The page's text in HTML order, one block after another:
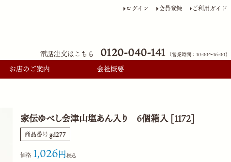
ログイン 会員登録 ご利用ガイド
電話注文はこちら 0120-040-141 （営業時間：10:00〜16:00)
お店のご案内 会社概要
家伝ゆべし会津山塩あん入り 6個箱入 [1172]
商品番号 gd277
価格 1,026 税込